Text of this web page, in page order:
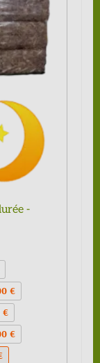
-
€
€
€